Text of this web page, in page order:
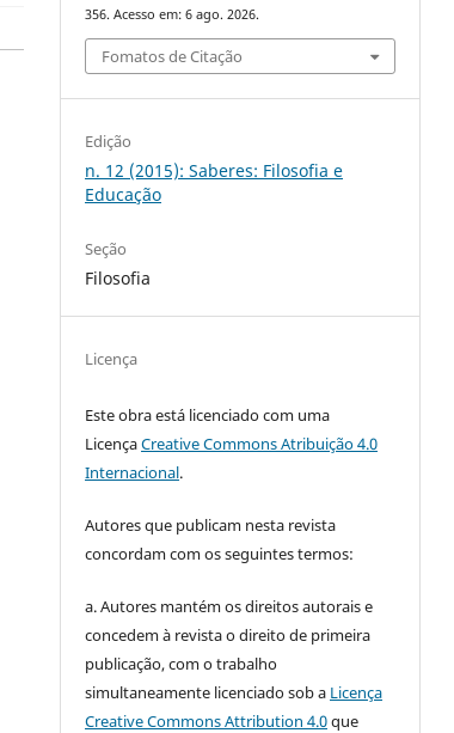
356. Acesso em: 6 ago. 2026.
Fomatos de Citação
Edição
n. 12 (2015): Saberes: Filosofia e
Educação
Seção
Filosofia
Licença
Este obra está licenciado com uma
LicençaCreative Commons Atribuição 4.0
Internacional.
Autores que publicam nesta revista
concordam com os seguintes termos:
a. Autores mantém os direitos autorais e
concedem à revista o direito de primeira
publicação, com o trabalho
simultaneamente licenciado sob a Licença
Creative Commons Attribution 4.0que